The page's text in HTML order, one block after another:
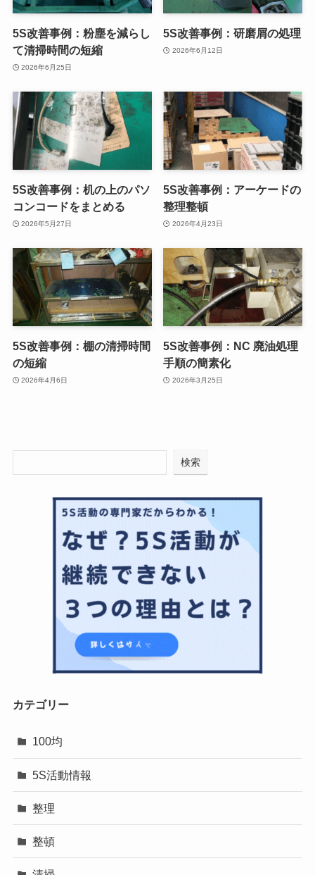
5S改善事例：粉塵を減らし
て清掃時間の短縮
2026年6月25日
5S改善事例：研磨屑の処理
2026年6月12日
5S改善事例：机の上のパソ
コンコードをまとめる
2026年5月27日
5S改善事例：アーケードの
整理整頓
2026年4月23日
5S改善事例：棚の清掃時間
の短縮
2026年4月6日
5S改善事例：NC 廃油処理
手順の簡素化
2026年3月25日
検索
カテゴリー
100均
5S活動情報
整理
整頓